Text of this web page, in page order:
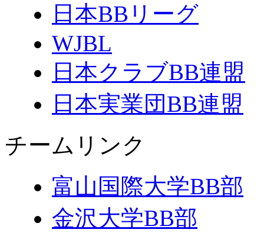
日本BBリーグ
WJBL
日本クラブBB連盟
日本実業団BB連盟
チームリンク
富山国際大学BB部
金沢大学BB部